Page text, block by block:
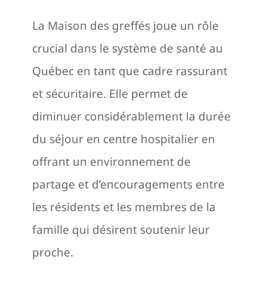
La Maison des greffés joue un rôle
crucial dans le système de santé au
Québec en tant que cadre rassurant
et sécuritaire. Elle permet de
diminuer considérablement la durée
du séjour en centre hospitalier en
offrant un environnement de
partage et d’encouragements entre
les résidents et les membres de la
famille qui désirent soutenir leur
proche.